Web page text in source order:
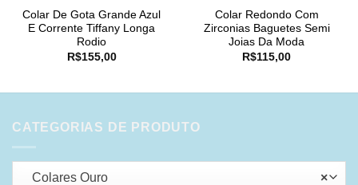
Colar De Gota Grande Azul
E Corrente Tiffany Longa
Rodio
R$155,00
Colar Redondo Com
Zirconias Baguetes Semi
Joias Da Moda
R$115,00
CATEGORIAS DE PRODUTO
×
Colares Ouro